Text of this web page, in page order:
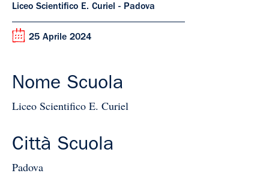
Liceo Scientifico E. Curiel - Padova
25 Aprile 2024
Nome Scuola
Liceo Scientifico E. Curiel
Città Scuola
Padova